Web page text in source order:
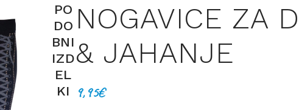
NOGAVICE ZA
& JAHANJE
9,95€
PO
DO
BNI
IZD
EL
KI